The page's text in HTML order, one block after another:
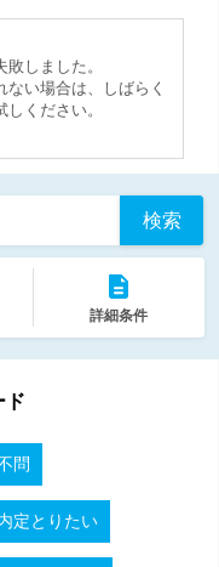
しました。
い場合は、しばらく
ください。
検索
詳細条件
ド
問
定とりたい